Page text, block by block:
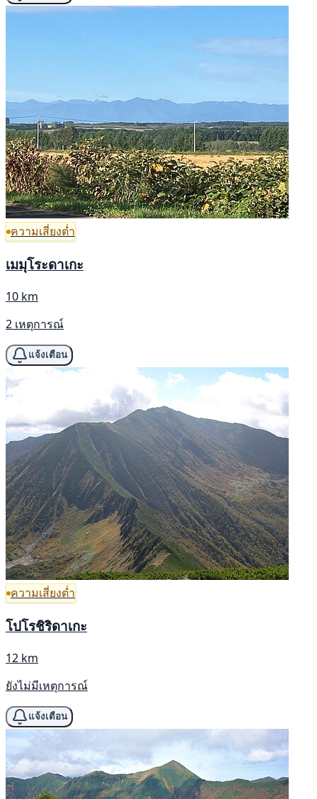
ความเสี่ยงต่ำ
เมมุโระดาเกะ
10 km
2 เหตุการณ์
แจ้งเตือน
ความเสี่ยงต่ำ
โปโรชิริดาเกะ
12 km
ยังไม่มีเหตุการณ์
แจ้งเตือน